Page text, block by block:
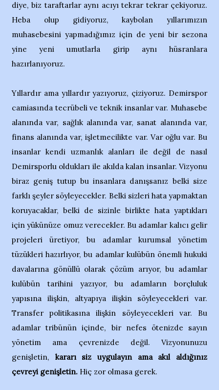
diye, biz taraftarlar aynı acıyı tekrar tekrar çekiyoruz.
Heba olup gidiyoruz, kaybolan yıllarımızın
muhasebesini yapmadığımız için de yeni bir sezona
yine yeni umutlarla girip aynı hüsranlara
hazırlanıyoruz.
Yıllardır ama yıllardır yazıyoruz, çiziyoruz. Demirspor
camiasında tecrübeli ve teknik insanlar var. Muhasebe
alanında var, sağlık alanında var, sanat alanında var,
finans alanında var, işletmecilikte var. Var oğlu var. Bu
insanlar kendi uzmanlık alanları ile değil de nasıl
Demirsporlu oldukları ile akılda kalan insanlar. Vizyonu
biraz geniş tutup bu insanlara danışsanız belki size
farklı şeyler söyleyecekler. Belki sizleri hata yapmaktan
koruyacaklar, belki de sizinle birlikte hata yaptıkları
için yükünüze omuz verecekler. Bu adamlar kalıcı gelir
projeleri üretiyor, bu adamlar kurumsal yönetim
tüzükleri hazırlıyor, bu adamlar kulübün önemli hukuki
davalarına gönüllü olarak çözüm arıyor, bu adamlar
kulübün tarihini yazıyor, bu adamların borçluluk
yapısına ilişkin, altyapıya ilişkin söyleyecekleri var.
Transfer politikasına ilişkin söyleyecekleri var. Bu
adamlar tribünün içinde, bir nefes ötenizde sayın
yönetim ama çevrenizde değil. Vizyonunuzu
genişletin, kararı siz uygulayın ama akıl aldığınız
çevreyi genişletin. Hiç zor olmasa gerek.